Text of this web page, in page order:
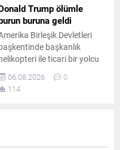
Trump ölümle
buruna geldi
Birleşik Devletleri
başkanlık
ile ticari bir yolcu
havada tehlikeli
yakınlaştı. Emniyet
ihlal edildiği olay
06.08.2026
0
114